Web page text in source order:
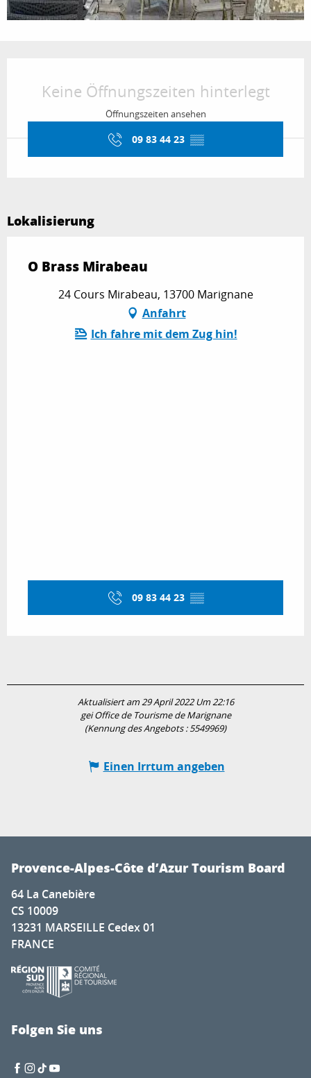
Keine Öffnungszeiten hinterlegt
Öffnungszeiten ansehen
09 83 44 23 ▒▒
Lokalisierung
O Brass Mirabeau
24 Cours Mirabeau, 13700 Marignane
Anfahrt
Ich fahre mit dem Zug hin!
09 83 44 23 ▒▒
Aktualisiert am 29 April 2022 Um 22:16
gei Office de Tourisme de Marignane
(Kennung des Angebots :5549969)
Einen Irrtum angeben
Provence-Alpes-Côte d’Azur Tourism Board
64 La Canebière
CS 10009
13231 MARSEILLE Cedex 01
FRANCE
Folgen Sie uns